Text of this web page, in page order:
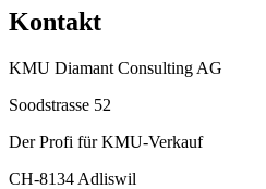
Kontakt
KMU Diamant Consulting AG
Soodstrasse 52
Der Profi für KMU-Verkauf
CH-8134 Adliswil